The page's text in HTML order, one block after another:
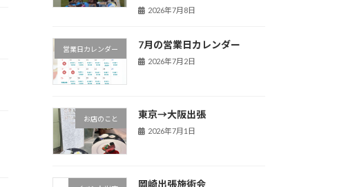
2026年7月8日
営業日カレンダー 7月の営業日カレンダー
2026年7月2日
お店のこと 東京→大阪出張
2026年7月1日
岡崎出張施術会